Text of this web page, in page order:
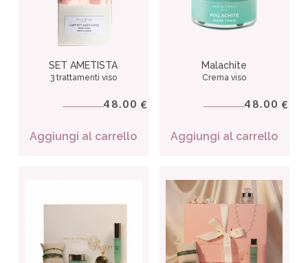
SET AMETISTA
3 trattamenti viso
48.00 €
Aggiungi al carrello
Malachite
Crema viso
48.00 €
Aggiungi al carrello